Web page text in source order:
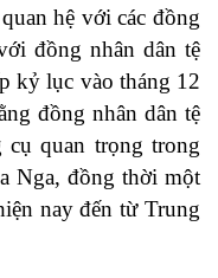
hệ với các đồng
đồng nhân dân tệ
kỷ lục vào tháng 12
đồng nhân dân tệ
cụ quan trọng trong
Nga, đồng thời một
nay đến từ Trung